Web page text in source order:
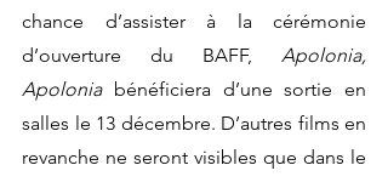
chance d’assister à la cérémonie
d’ouverture du BAFF, Apolonia,
Apolonia bénéficiera d’une sortie en
salles le 13 décembre. D’autres films en
revanche ne seront visibles que dans le